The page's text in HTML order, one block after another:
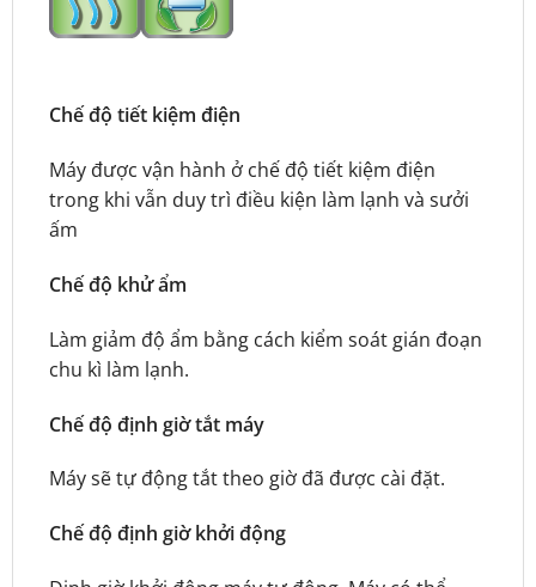
Chế độ tiết kiệm điện
Máy được vận hành ở chế độ tiết kiệm điện
trong khi vẫn duy trì điều kiện làm lạnh và sưởi
ấm
Chế độ khử ẩm
Làm giảm độ ẩm bằng cách kiểm soát gián đoạn
chu kì làm lạnh.
Chế độ định giờ tắt máy
Máy sẽ tự động tắt theo giờ đã được cài đặt.
Chế độ định giờ khởi động